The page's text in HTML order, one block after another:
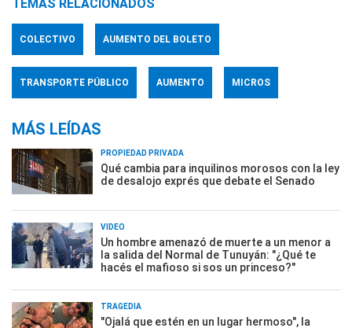
TEMAS RELACIONADOS
COLECTIVO AUMENTO DEL BOLETO
TRANSPORTE PÚBLICO AUMENTO MICROS
MÁS LEÍDAS
PROPIEDAD PRIVADA
Qué cambia para inquilinos morosos con la ley
de desalojo exprés que debate el Senado
VIDEO
Un hombre amenazó de muerte a un menor a
la salida del Normal de Tunuyán: "¿Qué te
hacés el mafioso si sos un princeso?"
TRAGEDIA
"Ojalá que estén en un lugar hermoso", la